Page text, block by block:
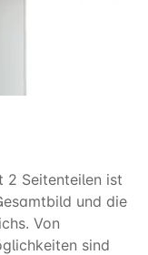
2 Seitenteilen ist
und die
Von
sind